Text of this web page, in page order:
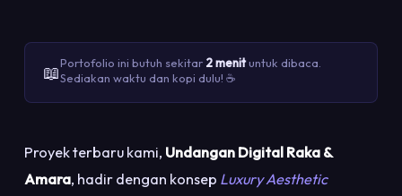
📖Portofolio ini butuh sekitar 2 menituntuk dibaca.
Sediakan waktu dan kopi dulu! ☕
Proyek terbaru kami, Undangan Digital Raka &
Amara, hadir dengan konsep Luxury Aesthetic